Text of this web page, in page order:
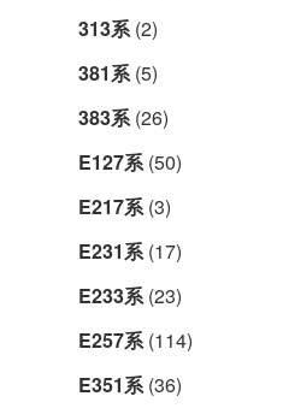
313系(2)
381系(5)
383系(26)
E127系(50)
E217系(3)
E231系(17)
E233系(23)
E257系(114)
E351系(36)